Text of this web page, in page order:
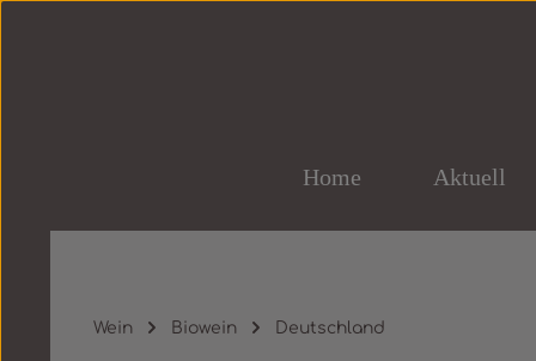
Home Aktuell
Wein Biowein Deutschland